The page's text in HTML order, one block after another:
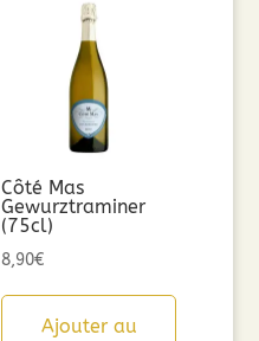
Côté Mas
Gewurztraminer
(75cl)
8,90€
Ajouter au